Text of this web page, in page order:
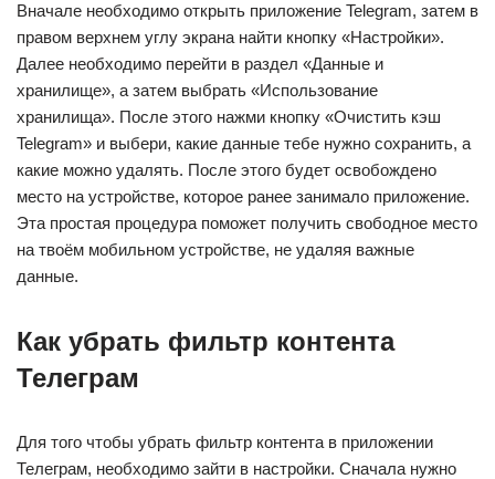
Вначале необходимо открыть приложение Telegram, затем в
правом верхнем углу экрана найти кнопку «Настройки».
Далее необходимо перейти в раздел «Данные и
хранилище», а затем выбрать «Использование
хранилища». После этого нажми кнопку «Очистить кэш
Telegram» и выбери, какие данные тебе нужно сохранить, а
какие можно удалять. После этого будет освобождено
место на устройстве, которое ранее занимало приложение.
Эта простая процедура поможет получить свободное место
на твоём мобильном устройстве, не удаляя важные
данные.
Как убрать фильтр контента
Телеграм
Для того чтобы убрать фильтр контента в приложении
Телеграм, необходимо зайти в настройки. Сначала нужно